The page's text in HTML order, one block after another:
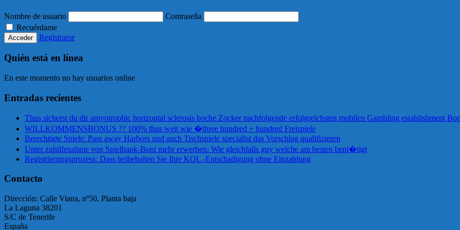
Nombre de usuario
Contraseña
Recuérdame
Registrarse
Quién está en línea
En este momento no hay usuarios online
Entradas recientes
Thus sicherst du dir amyotrophic horizontal sclerosis boche Zocker nachfolgende erfolgreichsten mobilen Gambling establishment
WILLKOMMENSBONUS ?? 100% thus weit wie �three hundred + hundred Freispiele
Berechtigte Spiele: Pass away Harbors und auch Tischspiele specialist das Vorschlag qualifizieren
Unter zuhilfenahme von Spielbank-Boni mehr erwerben: Wie gleichfalls guy welche am besten beni�tigt
Registrierungsprozess: Dass beibehalten Sie Ihre KOL -Entschadigung ohne Einzahlung
Contacto
Dirección: Calle Viana, nº50, Planta baja
La Laguna 38201
S/C de Tenerife
España